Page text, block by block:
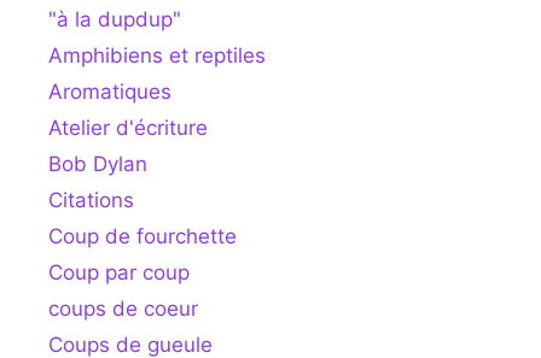
"à la dupdup"
Amphibiens et reptiles
Aromatiques
Atelier d'écriture
Bob Dylan
Citations
Coup de fourchette
Coup par coup
coups de coeur
Coups de gueule